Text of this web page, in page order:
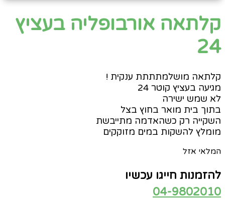
קלתאה אורבופליה בעציץ
24
קלתאה מושלמתתתת ענקית !
מגיעה בעציץ קוטר 24
לא שמש ישירה
בתוך בית מואר בחוץ בצל
השקייה רק כשהאדמה מתייבשת
מומלץ להשקות במים מזוקקים
המלאי אזל
להזמנות חייגו עכשיו
04-9802010